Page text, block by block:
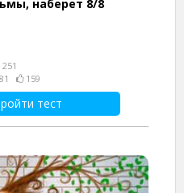
наберет 8/8
159
тест